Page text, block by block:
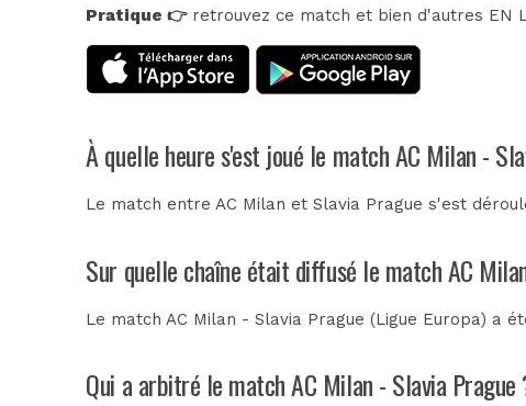
Pratique 👉retrouvez ce match et bien d'autres EN
À quelle heure s'est joué le match AC Milan -
Le match entre AC Milan et Slavia Prague s'est
Sur quelle chaîne était diffusé le match AC
Le match AC Milan - Slavia Prague (Ligue Europa) a
Qui a arbitré le match AC Milan - Slavia Prague